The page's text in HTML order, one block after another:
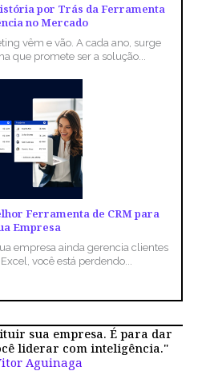
por Trás da Ferramenta
no Mercado
vêm e vão. A cada ano, surge
que promete ser a solução...
Ferramenta de CRM para
Empresa
empresa ainda gerencia clientes
você está perdendo...
sua empresa. É para dar
liderar com inteligência."
Aguinaga